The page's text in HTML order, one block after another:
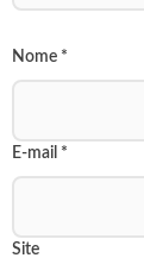
Nome *
E-mail *
Site